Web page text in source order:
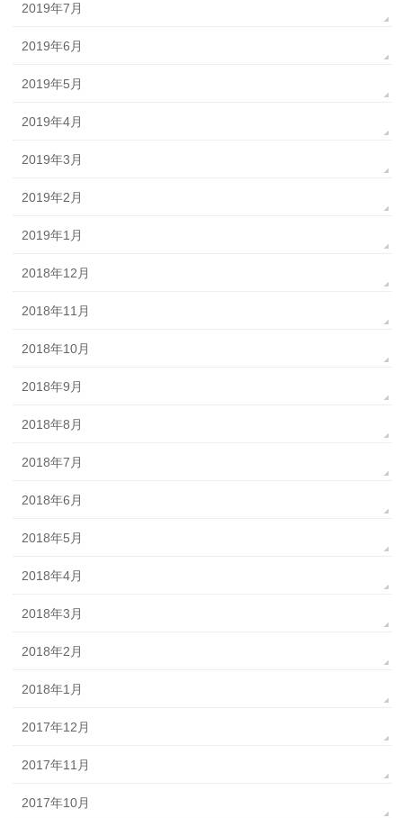
2019年7月
2019年6月
2019年5月
2019年4月
2019年3月
2019年2月
2019年1月
2018年12月
2018年11月
2018年10月
2018年9月
2018年8月
2018年7月
2018年6月
2018年5月
2018年4月
2018年3月
2018年2月
2018年1月
2017年12月
2017年11月
2017年10月